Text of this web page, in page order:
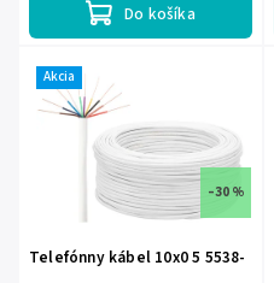
Do košíka
Akcia
–30 %
Telefónny kábel 10x0 5 5538-